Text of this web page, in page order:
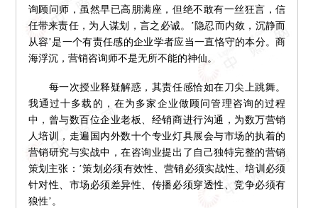
询顾问师，虽然早已高朋满座，但绝不敢有一丝狂言，信
任带来责任，为人谋划，言之必诚。’隐忍而内敛，沉静而
从容’是一个有责任感的企业学者应当一直恪守的本分。商
海浮沉，营销咨询师不是无所不能的神仙。
每一次授业释疑解惑，其责任感恰如在刀尖上跳舞。
我通过十多载的，在为多家企业做顾问管理咨询的过程
中，曾与数百位企业老板、经销商进行沟通，为数万营销
人培训，走遍国内外数十个专业灯具展会与市场的执着的
营销研究与实战中，在咨询业提出了自己独特完整的营销
策划主张：’策划必须有效性、营销必须实战性、培训必须
针对性、市场必须差异性、传播必须穿透性、竞争必须有
狼性’。